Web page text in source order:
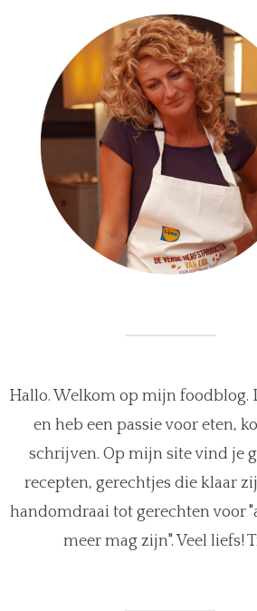
Hallo. Welkom op mijn foodblog.
en heb een passie voor eten,
schrijven. Op mijn site vind je
recepten, gerechtjes die klaar
handomdraai tot gerechten voor
meer mag zijn". Veel liefs!